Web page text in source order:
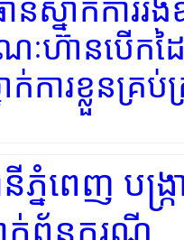
ស្នាក់ការរ
ហ៊ានបើកដៃ
ាក់ការខ្លួន